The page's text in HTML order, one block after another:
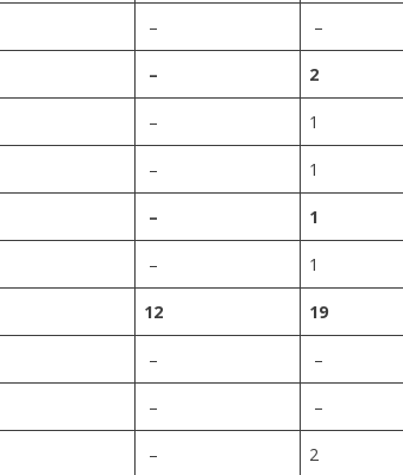
– –
– 2
– 1
– 1
– 1
– 1
12 19
– –
– –
– 2